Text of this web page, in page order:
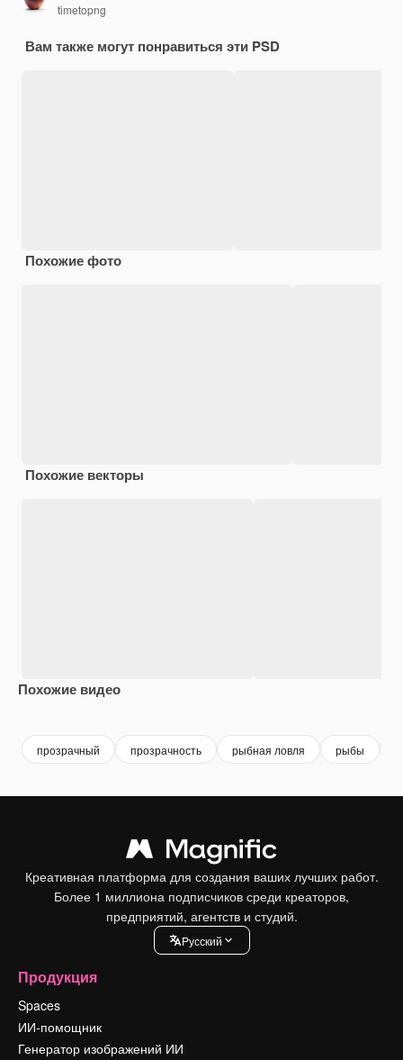
timetopng
Вам также могут понравиться эти PSD
Похожие фото
Похожие векторы
Похожие видео
прозрачный прозрачность рыбная ловля рыбы
Креативная платформа для создания ваших лучших работ.
Более 1 миллиона подписчиков среди креаторов,
предприятий, агентств и студий.
Pусский
Продукция
Spaces
ИИ-помощник
Генератор изображений ИИ